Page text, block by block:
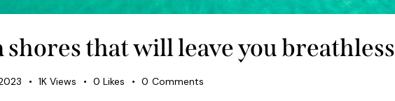
shores that will leave you breathless
1K Views 0 Likes 0 Comments